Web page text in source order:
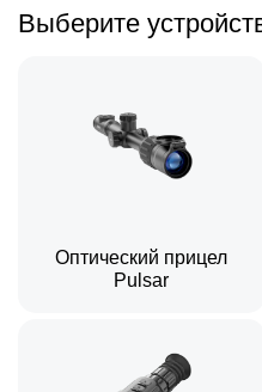
Выберите
Оптический прицел
Pulsar